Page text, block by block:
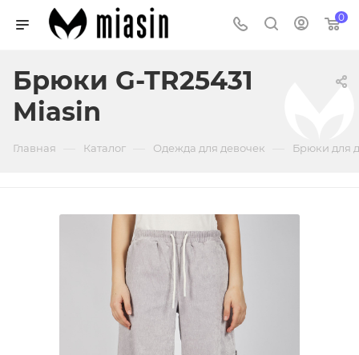
0
Брюки G-TR25431
Miasin
Главная Каталог Одежда для девочек Брюки для